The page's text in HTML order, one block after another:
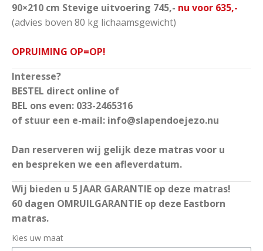
90×210 cm Stevige uitvoering 745,- nu voor 635,-
(advies boven 80 kg lichaamsgewicht)
OPRUIMING OP=OP!
Interesse?
BESTEL direct online of
BEL ons even: 033-2465316
of stuur een e-mail: info@slapendoejezo.nu
Dan reserveren wij gelijk deze matras voor u
en bespreken we een afleverdatum.
Wij bieden u 5 JAAR GARANTIE op deze matras!
60 dagen OMRUILGARANTIE op deze Eastborn
matras.
Kies uw maat